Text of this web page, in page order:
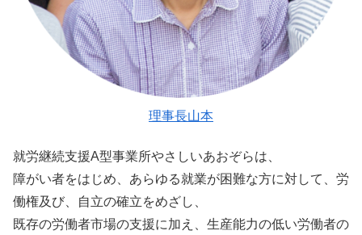
理事長山本
就労継続支援A型事業所やさしいあおぞらは、
障がい者をはじめ、あらゆる就業が困難な方に対して、労
働権及び、自立の確立をめざし、
既存の労働者市場の支援に加え、生産能力の低い労働者の